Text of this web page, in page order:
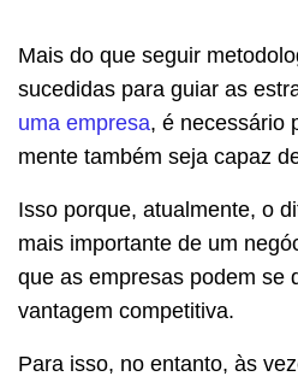
Mais do que seguir
sucedidas para guiar as
uma empresa, é necessário
mente também seja capaz
Isso porque, atualmente, o
mais importante de um
que as empresas podem se
vantagem competitiva.
Para isso, no entanto, às